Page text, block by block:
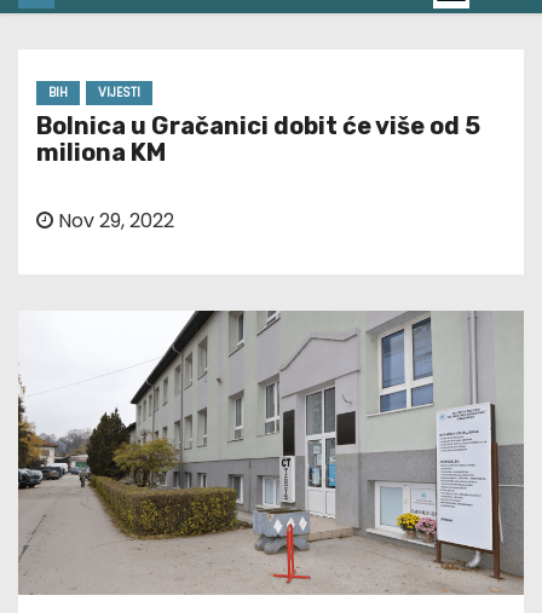
BIH VIJESTI
Bolnica u Gračanici dobit će više od 5
miliona KM
Nov 29, 2022